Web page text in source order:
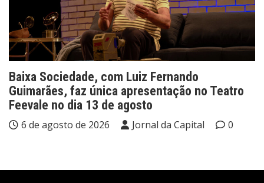
Baixa Sociedade, com Luiz Fernando
Guimarães, faz única apresentação no Teatro
Feevale no dia 13 de agosto
6 de agosto de 2026 Jornal da Capital 0